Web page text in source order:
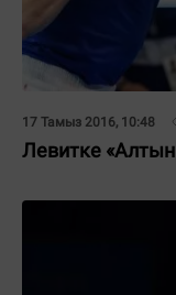
17 Тамыз 2016, 10:48
Левитке